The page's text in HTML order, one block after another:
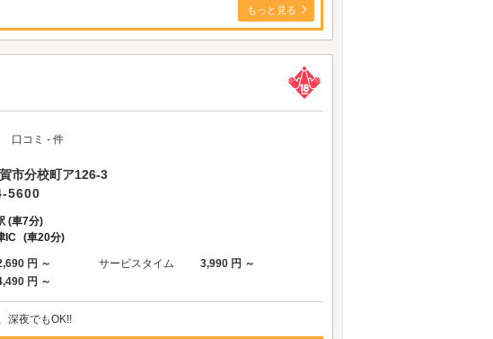
もっと見る
うち4.5
口コミ - 件
市分校町ア126-3
5600
(車7分)
IC (車20分)
円 ～ サービスタイム
3,990 円 ～
円 ～
深夜でもOK!!